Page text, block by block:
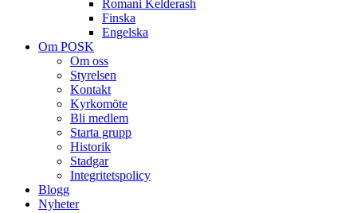
Romani Kelderash
Finska
Engelska
Om POSK
Om oss
Styrelsen
Kontakt
Kyrkomöte
Bli medlem
Starta grupp
Historik
Stadgar
Integritetspolicy
Blogg
Nyheter